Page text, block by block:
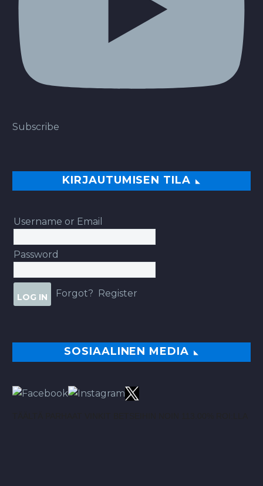
Subscribe
KIRJAUTUMISEN TILA
Username or Email
Password
Forgot? Register
SOSIAALINEN MEDIA